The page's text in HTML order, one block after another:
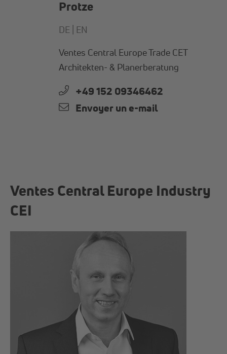
Protze
DE | EN
Ventes Central Europe Trade CET
Architekten- & Planerberatung
+49 152 09346462
Envoyer un e-mail
Ventes Central Europe Industry
CEI